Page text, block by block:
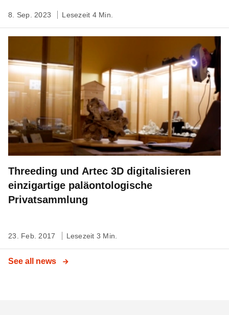
8. Sep. 2023 Lesezeit 4 Min.
Threeding und Artec 3D digitalisieren
einzigartige paläontologische
Privatsammlung
23. Feb. 2017 Lesezeit 3 Min.
See all news